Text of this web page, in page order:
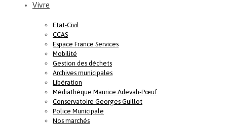
Vivre
Etat-Civil
CCAS
Espace France Services
Mobilité
Gestion des déchets
Archives municipales
Libération
Médiathèque Maurice Adevah-Pœuf
Conservatoire Georges Guillot
Police Municipale
Nos marchés